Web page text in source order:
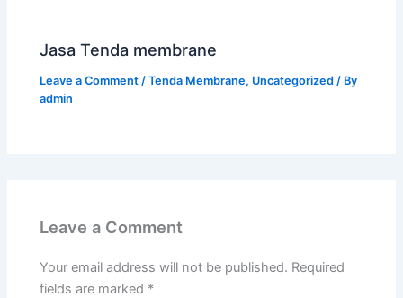
Jasa Tenda membrane
Leave a Comment /Tenda Membrane, Uncategorized / By
admin
Leave a Comment
Your email address will not be published. Required
fields are marked *